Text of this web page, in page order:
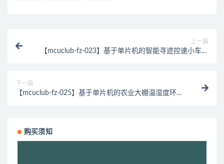
上一篇
【mcuclub-fz-023】基于单片机的智能寻迹控速小车的
下一篇
【mcuclub-fz-025】基于单片机的农业大棚温湿度环境
购买须知